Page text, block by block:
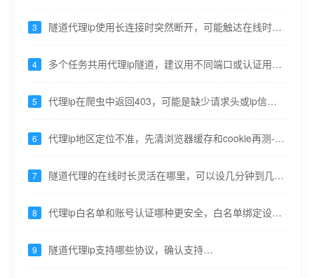
3
隧道代理ip使用长连接时突然断开，可能触达在线时长
4
多个任务共用代理ip隧道，建议用不同端口或认证用户
5
代理ip在爬虫中返回403，可能是缺少请求头或ip信誉
6
代理ip地区定位不准，先清浏览器缓存和cookie再测----
7
隧道代理的在线时长灵活在哪里，可以设几分钟到几小
8
代理ip白名单和账号认证哪种更安全，白名单绑定设
9
隧道代理ip支持哪些协议，确认支持